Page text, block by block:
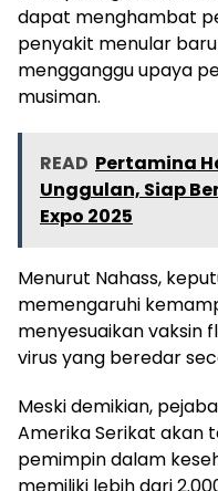
dapat menghambat
penyakit menular
mengganggu upaya
musiman.
READ Pertamina
Unggulan, Siap
Expo 2025
Menurut Nahass,
memengaruhi
menyesuaikan vaksin
virus yang beredar
Meski demikian,
Amerika Serikat akan
pemimpin dalam
memiliki lebih dari